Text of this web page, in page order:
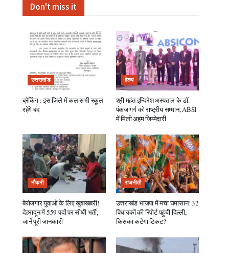
Don't miss it
उत्तराखंड
ब्रेकिंग : इस जिले में कल सभी स्कूल
रहेंगे बंद
हेल्थ
श्री महंत इन्दिरेश अस्पताल के डॉ.
पंकज गर्ग को राष्ट्रीय सम्मान, ABSI
में मिली अहम जिम्मेदारी
नौकरी
बेरोजगार युवाओं के लिए खुशखबरी!
देहरादून में 559 पदों पर सीधी भर्ती,
जानें पूरी जानकारी
राजनीती
उत्तराखंड भाजपा में मचा घमासान! 32
विधायकों की रिपोर्ट पहुंची दिल्ली,
किसका कटेगा टिकट?